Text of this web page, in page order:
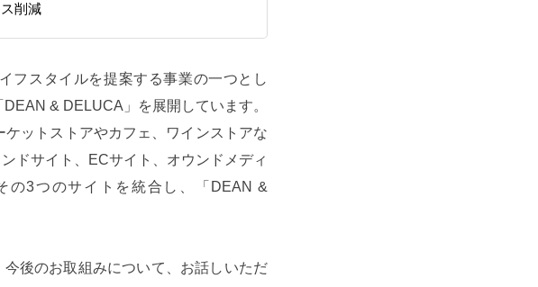
削減
フスタイルを提案する事業の一つとし
& DELUCA」を展開しています。
ットストアやカフェ、ワインストアな
ドサイト、ECサイト、オウンドメディ
の3つのサイトを統合し、「DEAN &
後のお取組みについて、お話しいただ